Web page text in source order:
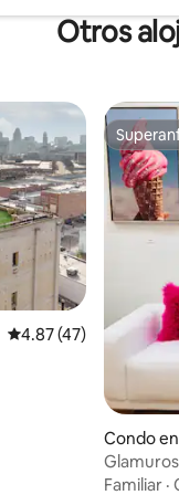
Otros
Calificación
4.87 (47)
Condo
Azotea
Familiar ·